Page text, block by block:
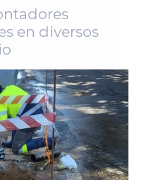
en diversos